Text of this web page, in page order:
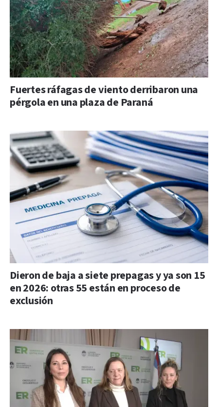
Fuertes ráfagas de viento derribaron una
pérgola en una plaza de Paraná
Dieron de baja a siete prepagas y ya son 15
en 2026: otras 55 están en proceso de
exclusión